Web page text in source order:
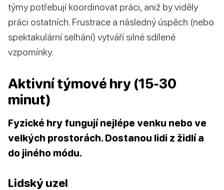
týmy potřebují koordinovat práci, aniž by viděly
práci ostatních. Frustrace a následný úspěch (nebo
spektakulární selhání) vytváří silné sdílené
vzpomínky.
Aktivní týmové hry (15-30
minut)
Fyzické hry fungují nejlépe venku nebo ve
velkých prostorách. Dostanou lidi z židlí a
do jiného módu.
Lidský uzel